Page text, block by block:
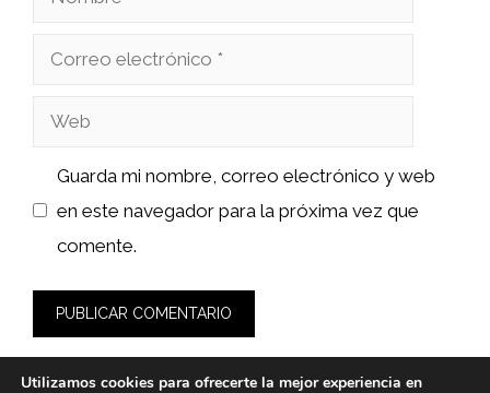
Correo
Web
Guarda mi nombre, correo electrónico y web
en este navegador para la próxima vez que
comente.
Utilizamos cookies para ofrecerte la mejor experiencia en